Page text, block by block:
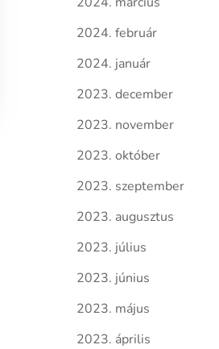
2024. február
2024. január
2023. december
2023. november
2023. október
2023. szeptember
2023. augusztus
2023. július
2023. június
2023. május
2023. április